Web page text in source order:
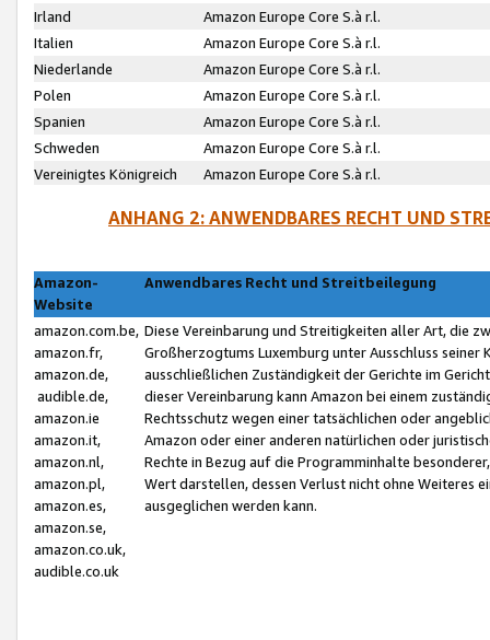
Irland
Amazon Europe Core S.à r.l.
Italien
Amazon Europe Core S.à r.l.
Niederlande
Amazon Europe Core S.à r.l.
Polen
Amazon Europe Core S.à r.l.
Spanien
Amazon Europe Core S.à r.l.
Schweden
Amazon Europe Core S.à r.l.
Vereinigtes Königreich
Amazon Europe Core S.à r.l.
ANHANG 2: ANWENDBARES RECHT UND
Amazon-
Website
Anwendbares Recht und Streitbeilegung
amazon.com.be,
amazon.fr,
amazon.de,
audible.de,
amazon.ie
amazon.it,
amazon.nl,
amazon.pl,
amazon.es,
amazon.se,
amazon.co.uk,
audible.co.uk
Diese Vereinbarung und Streitigkeiten aller Art, die
Großherzogtums Luxemburg unter Ausschluss
ausschließlichen Zuständigkeit der Gerichte im
dieser Vereinbarung kann Amazon bei einem
Rechtsschutz wegen einer tatsächlichen oder
Amazon oder einer anderen natürlichen oder
Rechte in Bezug auf die Programminhalte
Wert darstellen, dessen Verlust nicht ohne Weiteres
ausgeglichen werden kann.